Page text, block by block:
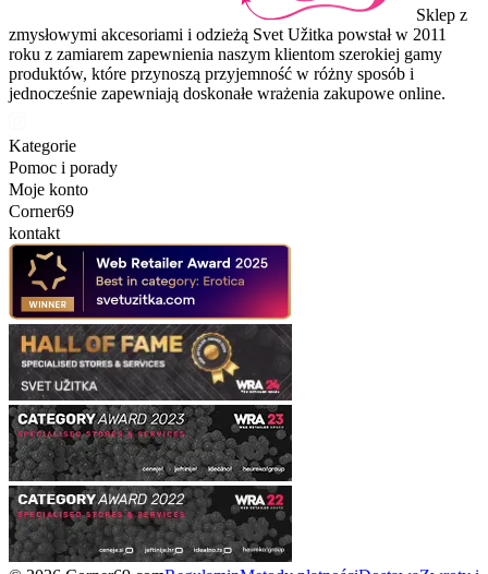
Sklep z
zmysłowymi akcesoriami i odzieżą Svet Užitka powstał w 2011
roku z zamiarem zapewnienia naszym klientom szerokiej gamy
produktów, które przynoszą przyjemność w różny sposób i
jednocześnie zapewniają doskonałe wrażenia zakupowe online.
Kategorie
Pomoc i porady
Moje konto
Corner69
kontakt